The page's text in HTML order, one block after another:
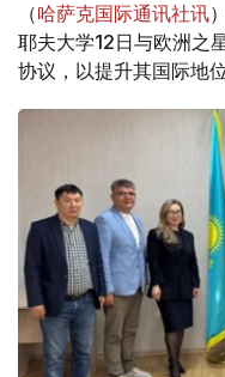
（哈萨克国际通讯社讯
耶夫大学12日与欧洲之
协议，以提升其国际地位